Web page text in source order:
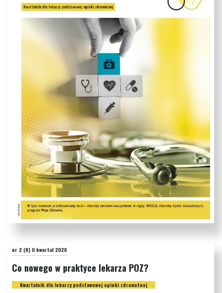
nr 2 (8) II kwartał 2026
Co nowego w praktyce lekarza POZ?
Kwartalnik dla lekarzy podstawowej opieki zdrowotnej